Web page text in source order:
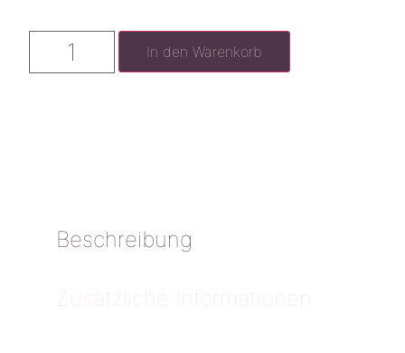
In den Warenkorb
Beschreibung
Zusätzliche Informationen